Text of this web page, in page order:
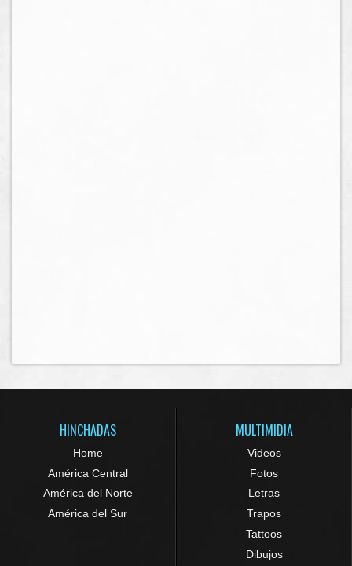
HINCHADAS
Home
América Central
América del Norte
América del Sur
MULTIMIDIA
Videos
Fotos
Letras
Trapos
Tattoos
Dibujos